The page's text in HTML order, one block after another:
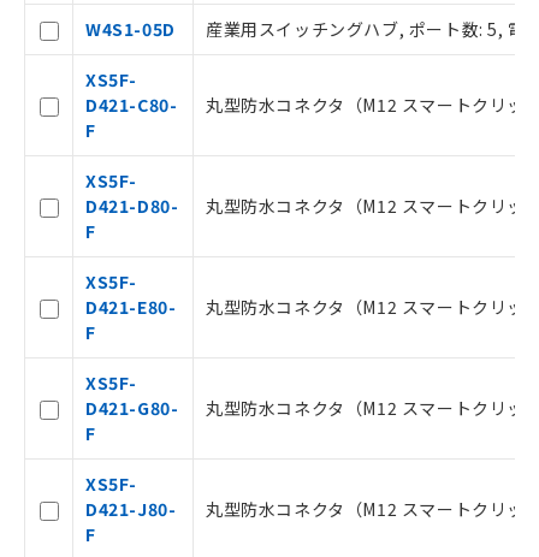
W4S1-05D 産業用スイッチングハブ, ポート数: 5, 電
XS5F-
D421-C80-
F
丸型防水コネクタ（M12 スマートクリ
XS5F-
D421-D80-
F
丸型防水コネクタ（M12 スマートクリ
XS5F-
D421-E80-
F
丸型防水コネクタ（M12 スマートクリ
XS5F-
D421-G80-
F
丸型防水コネクタ（M12 スマートクリ
XS5F-
D421-J80-
F
丸型防水コネクタ（M12 スマートクリ